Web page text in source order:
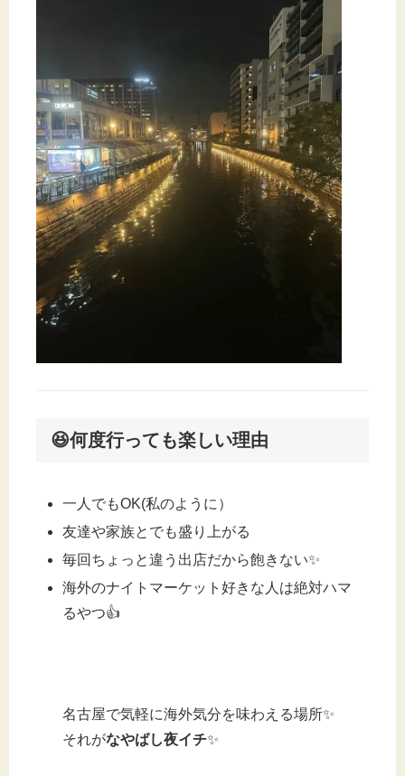
😆何度行っても楽しい理由
一人でもOK(私のように）
友達や家族とでも盛り上がる
毎回ちょっと違う出店だから飽きない✨
海外のナイトマーケット好きな人は絶対ハマ
るやつ👍
名古屋で気軽に海外気分を味わえる場所✨
それがなやばし夜イチ✨